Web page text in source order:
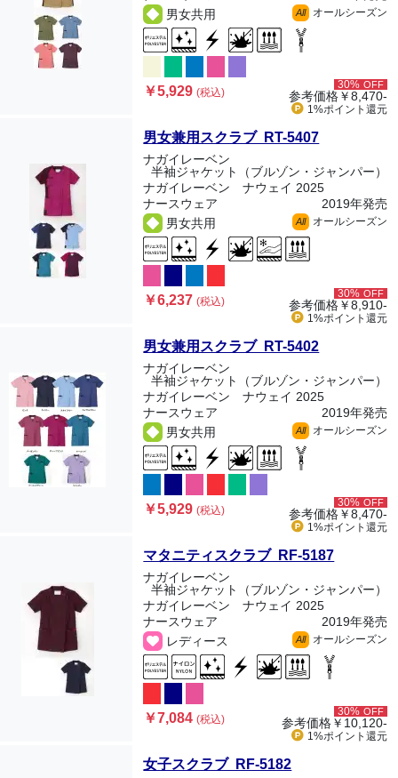
男女共用
All オールシーズン
￥5,929(税込)
30% OFF
参考価格￥8,470-
1%ポイント 還元
男女兼用スクラブ RT-5407
ナガイレーベン
半袖ジャケット（ブルゾン・ジャンパー）
ナガイレーベン ナウェイ 2025
ナースウェア
2019年発売
男女共用
All オールシーズン
￥6,237(税込)
30% OFF
参考価格￥8,910-
1%ポイント 還元
男女兼用スクラブ RT-5402
ナガイレーベン
半袖ジャケット（ブルゾン・ジャンパー）
ナガイレーベン ナウェイ 2025
ナースウェア
2019年発売
男女共用
All オールシーズン
￥5,929(税込)
30% OFF
参考価格￥8,470-
1%ポイント 還元
マタニティスクラブ RF-5187
ナガイレーベン
半袖ジャケット（ブルゾン・ジャンパー）
ナガイレーベン ナウェイ 2025
ナースウェア
2019年発売
レディース
All オールシーズン
￥7,084(税込)
30% OFF
参考価格￥10,120-
1%ポイント 還元
女子スクラブ RF-5182